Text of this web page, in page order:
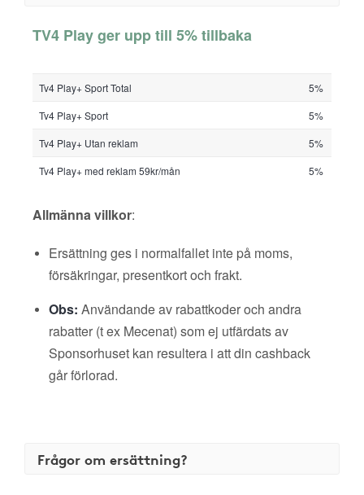
TV4 Play ger upp till 5% tillbaka
Tv4 Play+ Sport Total
5%
Tv4 Play+ Sport
5%
Tv4 Play+ Utan reklam
5%
Tv4 Play+ med reklam 59kr/mån
5%
Allmänna villkor:
Ersättning ges i normalfallet inte på moms,
försäkringar, presentkort och frakt.
Obs: Användande av rabattkoder och andra
rabatter (t ex Mecenat) som ej utfärdats av
Sponsorhuset kan resultera i att din cashback
går förlorad.
Frågor om ersättning?